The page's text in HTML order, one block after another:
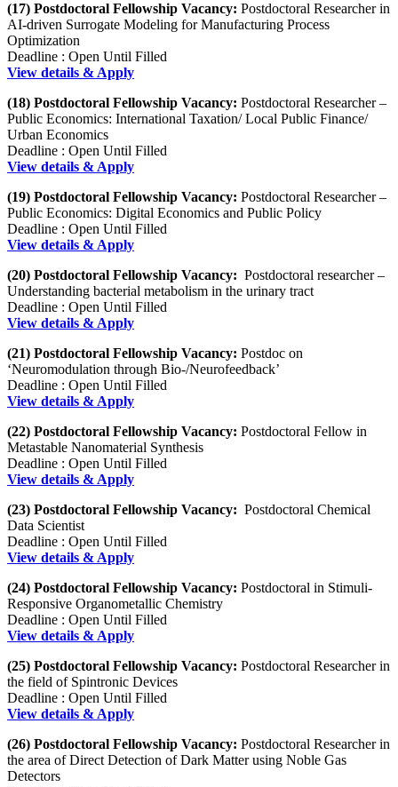
(17) Postdoctoral Fellowship Vacancy: Postdoctoral Researcher in
AI-driven Surrogate Modeling for Manufacturing Process
Optimization
Deadline : Open Until Filled
View details & Apply
(18) Postdoctoral Fellowship Vacancy: Postdoctoral Researcher –
Public Economics: International Taxation/ Local Public Finance/
Urban Economics
Deadline : Open Until Filled
View details & Apply
(19) Postdoctoral Fellowship Vacancy: Postdoctoral Researcher –
Public Economics: Digital Economics and Public Policy
Deadline : Open Until Filled
View details & Apply
(20) Postdoctoral Fellowship Vacancy: Postdoctoral researcher –
Understanding bacterial metabolism in the urinary tract
Deadline : Open Until Filled
View details & Apply
(21) Postdoctoral Fellowship Vacancy: Postdoc on
‘Neuromodulation through Bio-/Neurofeedback’
Deadline : Open Until Filled
View details & Apply
(22) Postdoctoral Fellowship Vacancy: Postdoctoral Fellow in
Metastable Nanomaterial Synthesis
Deadline : Open Until Filled
View details & Apply
(23) Postdoctoral Fellowship Vacancy: Postdoctoral Chemical
Data Scientist
Deadline : Open Until Filled
View details & Apply
(24) Postdoctoral Fellowship Vacancy: Postdoctoral in Stimuli-
Responsive Organometallic Chemistry
Deadline : Open Until Filled
View details & Apply
(25) Postdoctoral Fellowship Vacancy: Postdoctoral Researcher in
the field of Spintronic Devices
Deadline : Open Until Filled
View details & Apply
(26) Postdoctoral Fellowship Vacancy: Postdoctoral Researcher in
the area of Direct Detection of Dark Matter using Noble Gas
Detectors